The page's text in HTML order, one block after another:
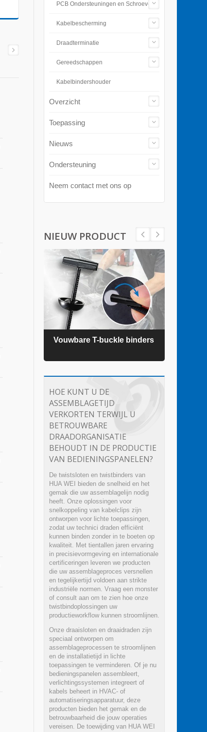
PCB Ondersteuningen en Schroeven
Kabelbescherming
Draadterminatie
Gereedschappen
Kabelbindershouder
Overzicht
Toepassing
Nieuws
Ondersteuning
Neem contact met ons op
NIEUW PRODUCT
Vouwbare T-buckle binders
HOE KUNT U DE
ASSEMBLAGETIJD
VERKORTEN TERWIJL U
BETROUWBARE
DRAADORGANISATIE
BEHOUDT IN DE PRODUCTIE
VAN BEDIENINGSPANELEN?
De twistsloten en twistbinders van
HUA WEI bieden de snelheid en het
gemak die uw assemblagelijn nodig
heeft. Onze oplossingen voor
snelkoppeling van kabelclips zijn
ontworpen voor lichte toepassingen,
zodat uw technici draden efficiënt
kunnen binden zonder in te boeten op
kwaliteit. Met tientallen jaren ervaring
in precisievormgeving en internationale
certificeringen leveren we producten
die uw assemblageproces versnellen
en tegelijkertijd voldoen aan strikte
industriële normen. Vraag een monster
of consult aan om te zien hoe onze
twistbindoplossingen uw
productieworkflow kunnen stroomlijnen.
Onze draaisloten en draaidraden zijn
speciaal ontworpen om
assemblageprocessen te stroomlijnen
en de installatietijd in lichte
toepassingen te verminderen. Of je nu
bedieningspanelen assembleert,
verlichtingssystemen integreert of
kabels beheert in HVAC- of
automatiseringsapparatuur, deze
producten bieden het gemak en de
betrouwbaarheid die jouw operaties
vereisen. De toewijding van HUA WEI